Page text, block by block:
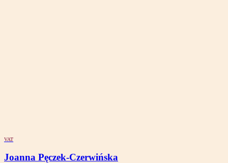
VAT
Joanna Pęczek-Czerwińska